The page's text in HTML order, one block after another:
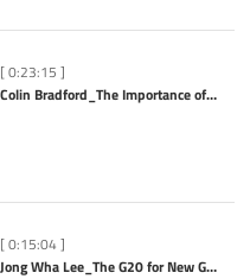
[ 0:23:15 ]
Colin Bradford_The Importance of Effectiveness and Representativeness Legitimacy in Defining G20 Summits as the Preeminent Global Governance Leadership Mechanism
[ 0:15:04 ]
Jong Wha Lee_The G20 for New Global Governance and Global Leadership